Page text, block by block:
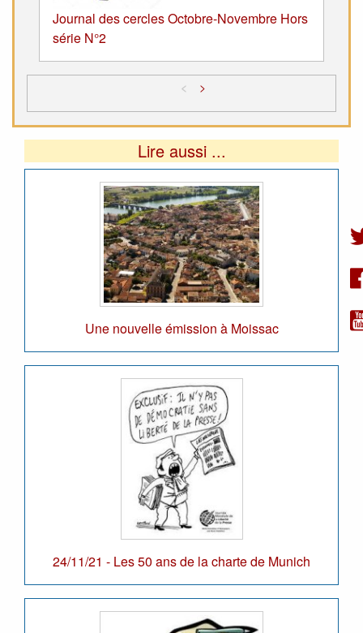
Journal des cercles Octobre-Novembre Hors
série N°2
< >
Lire aussi ...
Une nouvelle émission à Moissac
24/11/21 - Les 50 ans de la charte de Munich